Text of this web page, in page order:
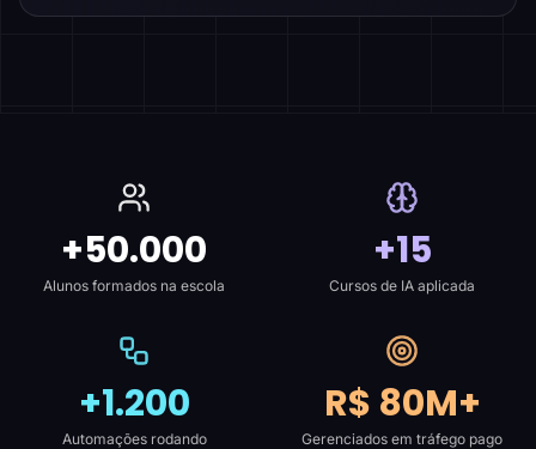
+50.000
Alunos formados na escola
+15
Cursos de IA aplicada
+1.200
Automações rodando
R$ 80M+
Gerenciados em tráfego pago